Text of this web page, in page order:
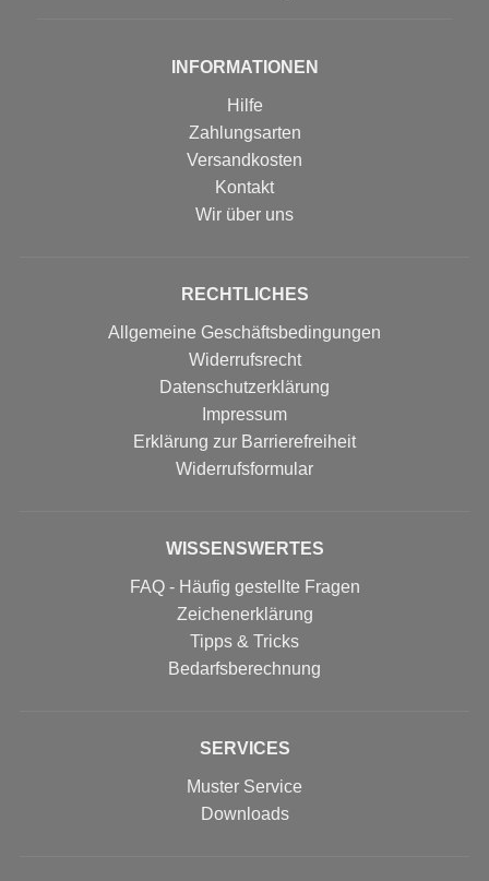
INFORMATIONEN
Hilfe
Zahlungsarten
Versandkosten
Kontakt
Wir über uns
RECHTLICHES
Allgemeine Geschäftsbedingungen
Widerrufsrecht
Datenschutzerklärung
Impressum
Erklärung zur Barrierefreiheit
Widerrufs­formular
WISSENSWERTES
FAQ - Häufig gestellte Fragen
Zeichenerklärung
Tipps & Tricks
Bedarfsberechnung
SERVICES
Muster Service
Downloads